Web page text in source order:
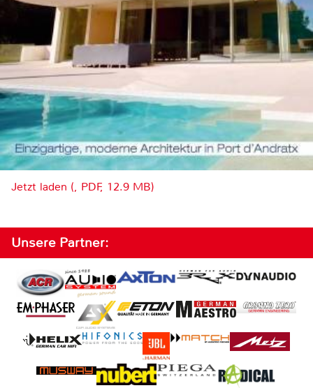
Jetzt laden (, PDF, 12.9 MB)
Unsere Partner: